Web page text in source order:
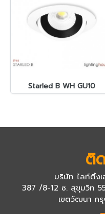
Starled B WH GU10
ติ
บริษัท ไลท์ติ้ง
387 /8-12 ซ. สุขุมวิท
เขตวัฒนา กรุ